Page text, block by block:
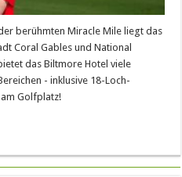
berühmten Miracle Mile liegt das
Coral Gables und National
das Biltmore Hotel viele
- inklusive 18-Loch-
Golfplatz!